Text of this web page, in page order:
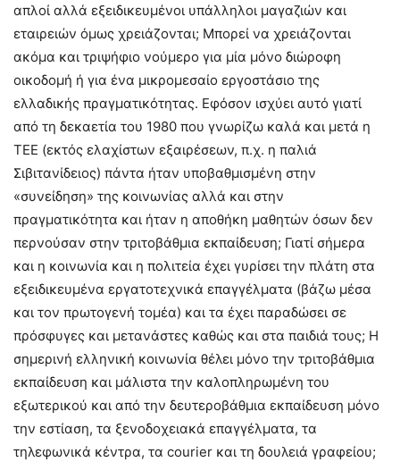
απλοί αλλά εξειδικευμένοι υπάλληλοι μαγαζιών και
εταιρειών όμως χρειάζονται; Μπορεί να χρειάζονται
ακόμα και τριψήφιο νούμερο για μία μόνο διώροφη
οικοδομή ή για ένα μικρομεσαίο εργοστάσιο της
ελλαδικής πραγματικότητας. Εφόσον ισχύει αυτό γιατί
από τη δεκαετία του 1980 που γνωρίζω καλά και μετά η
ΤΕΕ (εκτός ελαχίστων εξαιρέσεων, π.χ. η παλιά
Σιβιτανίδειος) πάντα ήταν υποβαθμισμένη στην
«συνείδηση» της κοινωνίας αλλά και στην
πραγματικότητα και ήταν η αποθήκη μαθητών όσων δεν
περνούσαν στην τριτοβάθμια εκπαίδευση; Γιατί σήμερα
και η κοινωνία και η πολιτεία έχει γυρίσει την πλάτη στα
εξειδικευμένα εργατοτεχνικά επαγγέλματα (βάζω μέσα
και τον πρωτογενή τομέα) και τα έχει παραδώσει σε
πρόσφυγες και μετανάστες καθώς και στα παιδιά τους; Η
σημερινή ελληνική κοινωνία θέλει μόνο την τριτοβάθμια
εκπαίδευση και μάλιστα την καλοπληρωμένη του
εξωτερικού και από την δευτεροβάθμια εκπαίδευση μόνο
την εστίαση, τα ξενοδοχειακά επαγγέλματα, τα
τηλεφωνικά κέντρα, τα courier και τη δουλειά γραφείου;